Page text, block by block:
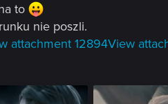
to
nie poszli.
attachment 12894View